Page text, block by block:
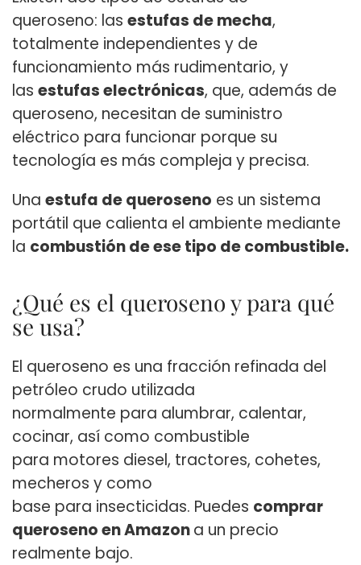
queroseno: las estufas de mecha,
totalmente independientes y de
funcionamiento más rudimentario, y
las estufas electrónicas, que, además de
queroseno, necesitan de suministro
eléctrico para funcionar porque su
tecnología es más compleja y precisa.
Una estufa de queroseno es un sistema
portátil que calienta el ambiente mediante
la combustión de ese tipo de combustible.
¿Qué es el queroseno y para qué
se usa?
El queroseno es una fracción refinada del
petróleo crudo utilizada
normalmente para alumbrar, calentar,
cocinar, así como combustible
para motores diesel, tractores, cohetes,
mecheros y como
base para insecticidas. Puedes comprar
queroseno en Amazona un precio
realmente bajo.